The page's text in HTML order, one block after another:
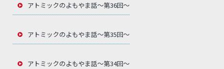
アトミックのよもやま話～第36回～
アトミックのよもやま話～第35回～
アトミックのよもやま話～第34回～